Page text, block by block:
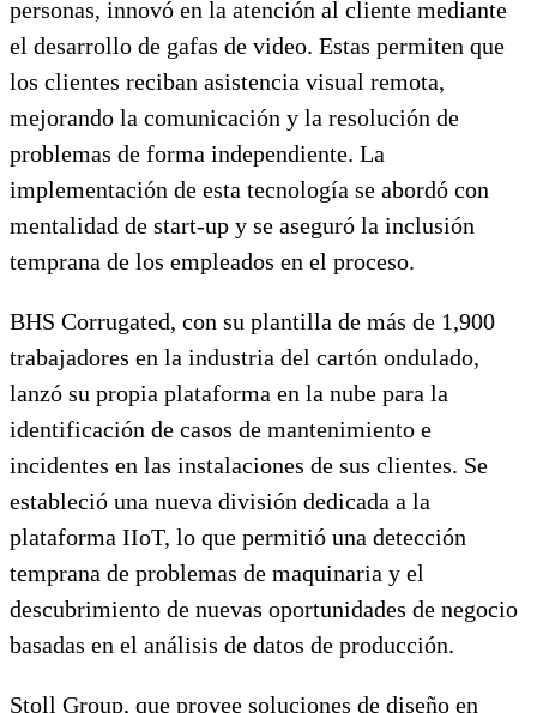
personas, innovó en la atención al cliente mediante
el desarrollo de gafas de video. Estas permiten que
los clientes reciban asistencia visual remota,
mejorando la comunicación y la resolución de
problemas de forma independiente. La
implementación de esta tecnología se abordó con
mentalidad de start-up y se aseguró la inclusión
temprana de los empleados en el proceso.
BHS Corrugated, con su plantilla de más de 1,900
trabajadores en la industria del cartón ondulado,
lanzó su propia plataforma en la nube para la
identificación de casos de mantenimiento e
incidentes en las instalaciones de sus clientes. Se
estableció una nueva división dedicada a la
plataforma IIoT, lo que permitió una detección
temprana de problemas de maquinaria y el
descubrimiento de nuevas oportunidades de negocio
basadas en el análisis de datos de producción.
Stoll Group, que provee soluciones de diseño en